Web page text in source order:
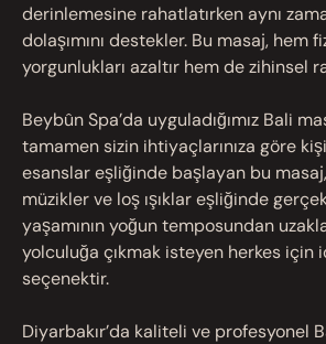
derinlemesine rahatlatırken aynı
dolaşımını destekler. Bu masaj, hem
yorgunlukları azaltır hem de zihinsel
Beybûn Spa’da uyguladığımız Bali
tamamen sizin ihtiyaçlarınıza göre
esanslar eşliğinde başlayan bu
müzikler ve loş ışıklar eşliğinde
yaşamının yoğun temposundan
yolculuğa çıkmak isteyen herkes için
seçenektir.
Diyarbakır’da kaliteli ve profesyonel